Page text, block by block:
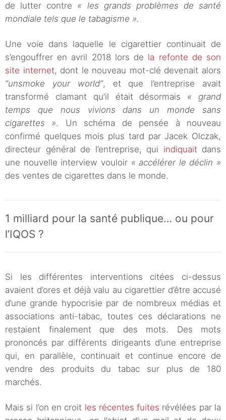
de lutter contre « les grands problèmes de santé
mondiale tels que le tabagisme ».
Une voie dans laquelle le cigarettier continuait de
s’engouffrer en avril 2018 lors de la refonte de son
site internet, dont le nouveau mot-clé devenait alors
“unsmoke your world”, et que l’entreprise avait
transformé clamant qu’il était désormais « grand
temps que nous vivions dans un monde sans
cigarettes ». Un schéma de pensée à nouveau
confirmé quelques mois plus tard par Jacek Olczak,
directeur général de l’entreprise, qui indiquaitdans
une nouvelle interview vouloir « accélérer le déclin »
des ventes de cigarettes dans le monde.
1 milliard pour la santé publique… ou pour
l’IQOS ?
Si les différentes interventions citées ci-dessus
avaient d’ores et déjà valu au cigarettier d’être accusé
d’une grande hypocrisie par de nombreux médias et
associations anti-tabac, toutes ces déclarations ne
restaient finalement que des mots. Des mots
prononcés par différents dirigeants d’une entreprise
qui, en parallèle, continuait et continue encore de
vendre des produits du tabac sur plus de 180
marchés.
Mais si l’on en croit les récentes fuites révélées par la